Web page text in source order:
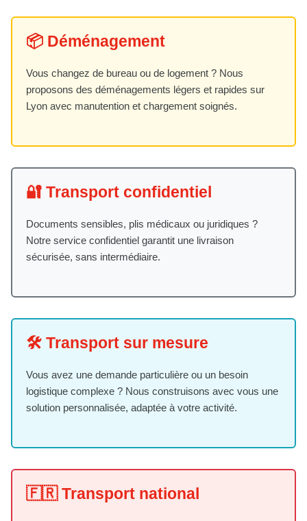
📦 Déménagement
Vous changez de bureau ou de logement ? Nous
proposons des déménagements légers et rapides sur
Lyon avec manutention et chargement soignés.
🔐 Transport confidentiel
Documents sensibles, plis médicaux ou juridiques ?
Notre service confidentiel garantit une livraison
sécurisée, sans intermédiaire.
🛠️ Transport sur mesure
Vous avez une demande particulière ou un besoin
logistique complexe ? Nous construisons avec vous une
solution personnalisée, adaptée à votre activité.
🇫🇷 Transport national